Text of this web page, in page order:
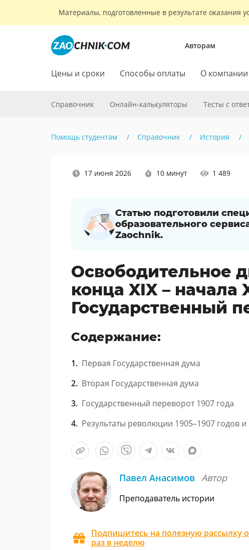
Материалы, подготовленные в результате
Авторам
Цены и сроки Способы оплаты О компании
Справочник Онлайн-калькуляторы Тесты с
Помощь студентам Справочник История
17 июня 2026 10 минут 1 489
Статью подготовили
образовательного
Zaochnik.
Освободительное
конца XIX – начала
Государственный
Содержание:
Первая Государственная дума
Вторая Государственная дума
Государственный переворот 1907 года
Результаты революции 1905–1907 годов
Павел Анасимов Автор
Преподаватель истории
Подпишитесь на полезную рассылку
раз в неделю